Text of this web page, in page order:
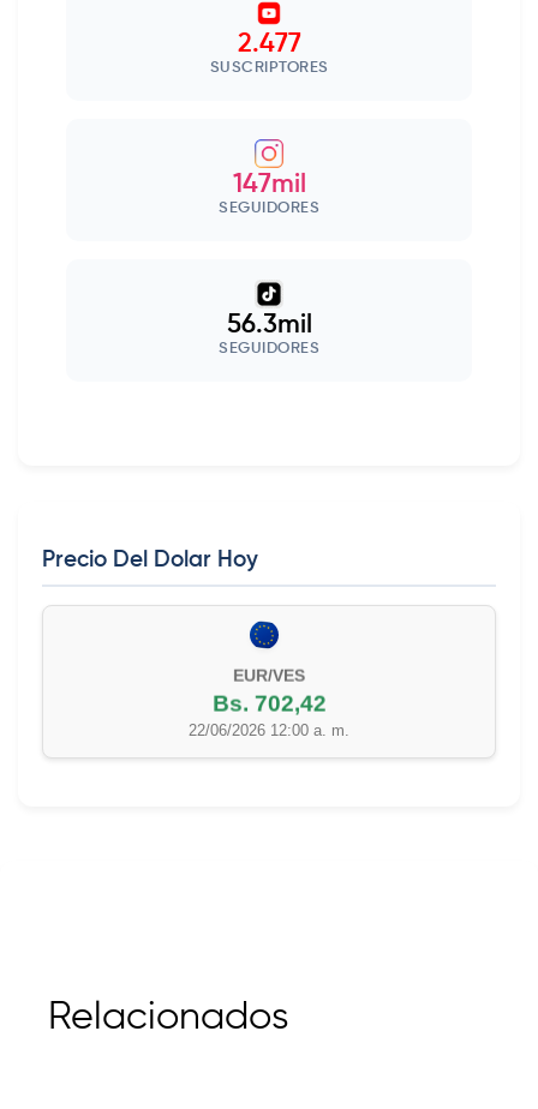
2.477
SUSCRIPTORES
147mil
SEGUIDORES
56.3mil
SEGUIDORES
Precio Del Dolar Hoy
EUR/VES
Bs. 702,42
22/06/2026 12:00 a. m.
Relacionados